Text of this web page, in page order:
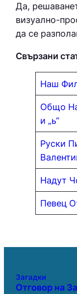
Да,
визуално-
да се
Свързани
Наш
Общо
и „ь“
Руски
Надут
Певец
Загадки
Отговор на